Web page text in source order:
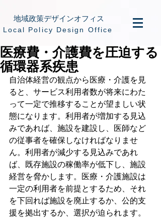
地域政策デザインオフィス
​Local Policy Design Office
医療費・介護費を圧迫する
循環器系疾患
自治体経営の観点から医療・介護を見
ると、サービス利用者数が将来にわた
って一定で推移することが望ましい状
態になります。利用者が増加する見込
みであれば、施設を建設し、医師など
の従事者を確保しなければなりませ
ん。利用者が減少する見込みであれ
ば、既存施設の稼働率が低下し、施設
経営を脅かします。医療・介護施設は
一定の利用者を前提とするため、それ
を下回れば施設を廃止するか、公的支
援を拠出するか、選択が迫られます。